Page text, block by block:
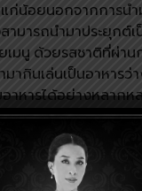
ก่น้อยนอกจากการนำ
ามารถนำมาประยุกต์เ
เมนู ด้วยรสชาติที่ผ่าน
มากินเล่นเป็นอาหารว่
าหารได้อย่างหลากห
ป็นเมนูไหน ๆ ก็ยิ่งช่วย
กยิ่งขึ้น แต่เหนือสิ่งอื่
งอร่อยและสนุกขึ้นอีก